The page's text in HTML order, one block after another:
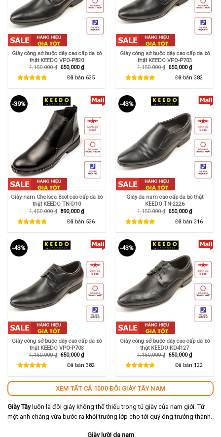
Giày công sở buộc dây cao cấp da bò
thật KEEDO VPO-P820
1,150,000₫ Giá
1,150,000 ₫.
650,000₫Giá
hiện
tại
là:
650,000 ₫.
Đã bán 635
Giày công sở buộc dây cao cấp da bò
thật KEEDO VPO-P703
1,150,000₫ Giá
1,150,000 ₫.
650,000₫Giá
hiện
tại
là:
650,000 ₫.
Đã bán 382
-39%
Giày nam Chelsea Boot cao cấp da bò
thật KEEDO TN-D10
1,450,000₫ Giá
1,450,000 ₫.
890,000₫Giá
hiện
tại
là:
Đã bán 536
-43%
Giày da nam cao cấp da bò thật
KEEDO TN-2226
1,150,000₫ Giá
1,150,000 ₫.
650,000₫Giá
hiện
tại
là:
Đã bán 316
-43%
Giày công sở buộc dây cao cấp da bò
thật KEEDO VPO-P703
1,150,000₫ Giá
650,000₫Giá
hiện
tại
Đã bán 382
-43%
Giày công sở buộc dây cao cấp da bò
thật KEEDO KD4127
1,150,000₫ Giá
650,000₫Giá
hiện
tại
Đã bán 122
XEM TẤT CẢ 1000 ĐÔI GIÀY TÂY NAM
Giày Tâyluôn là đôi giày không thể thiếu trong tủ giày của nam giới. Từ
một anh chàng vừa bước ra khỏi trường lớp cho tới quý ông trưởng thành.
Giày lười da nam